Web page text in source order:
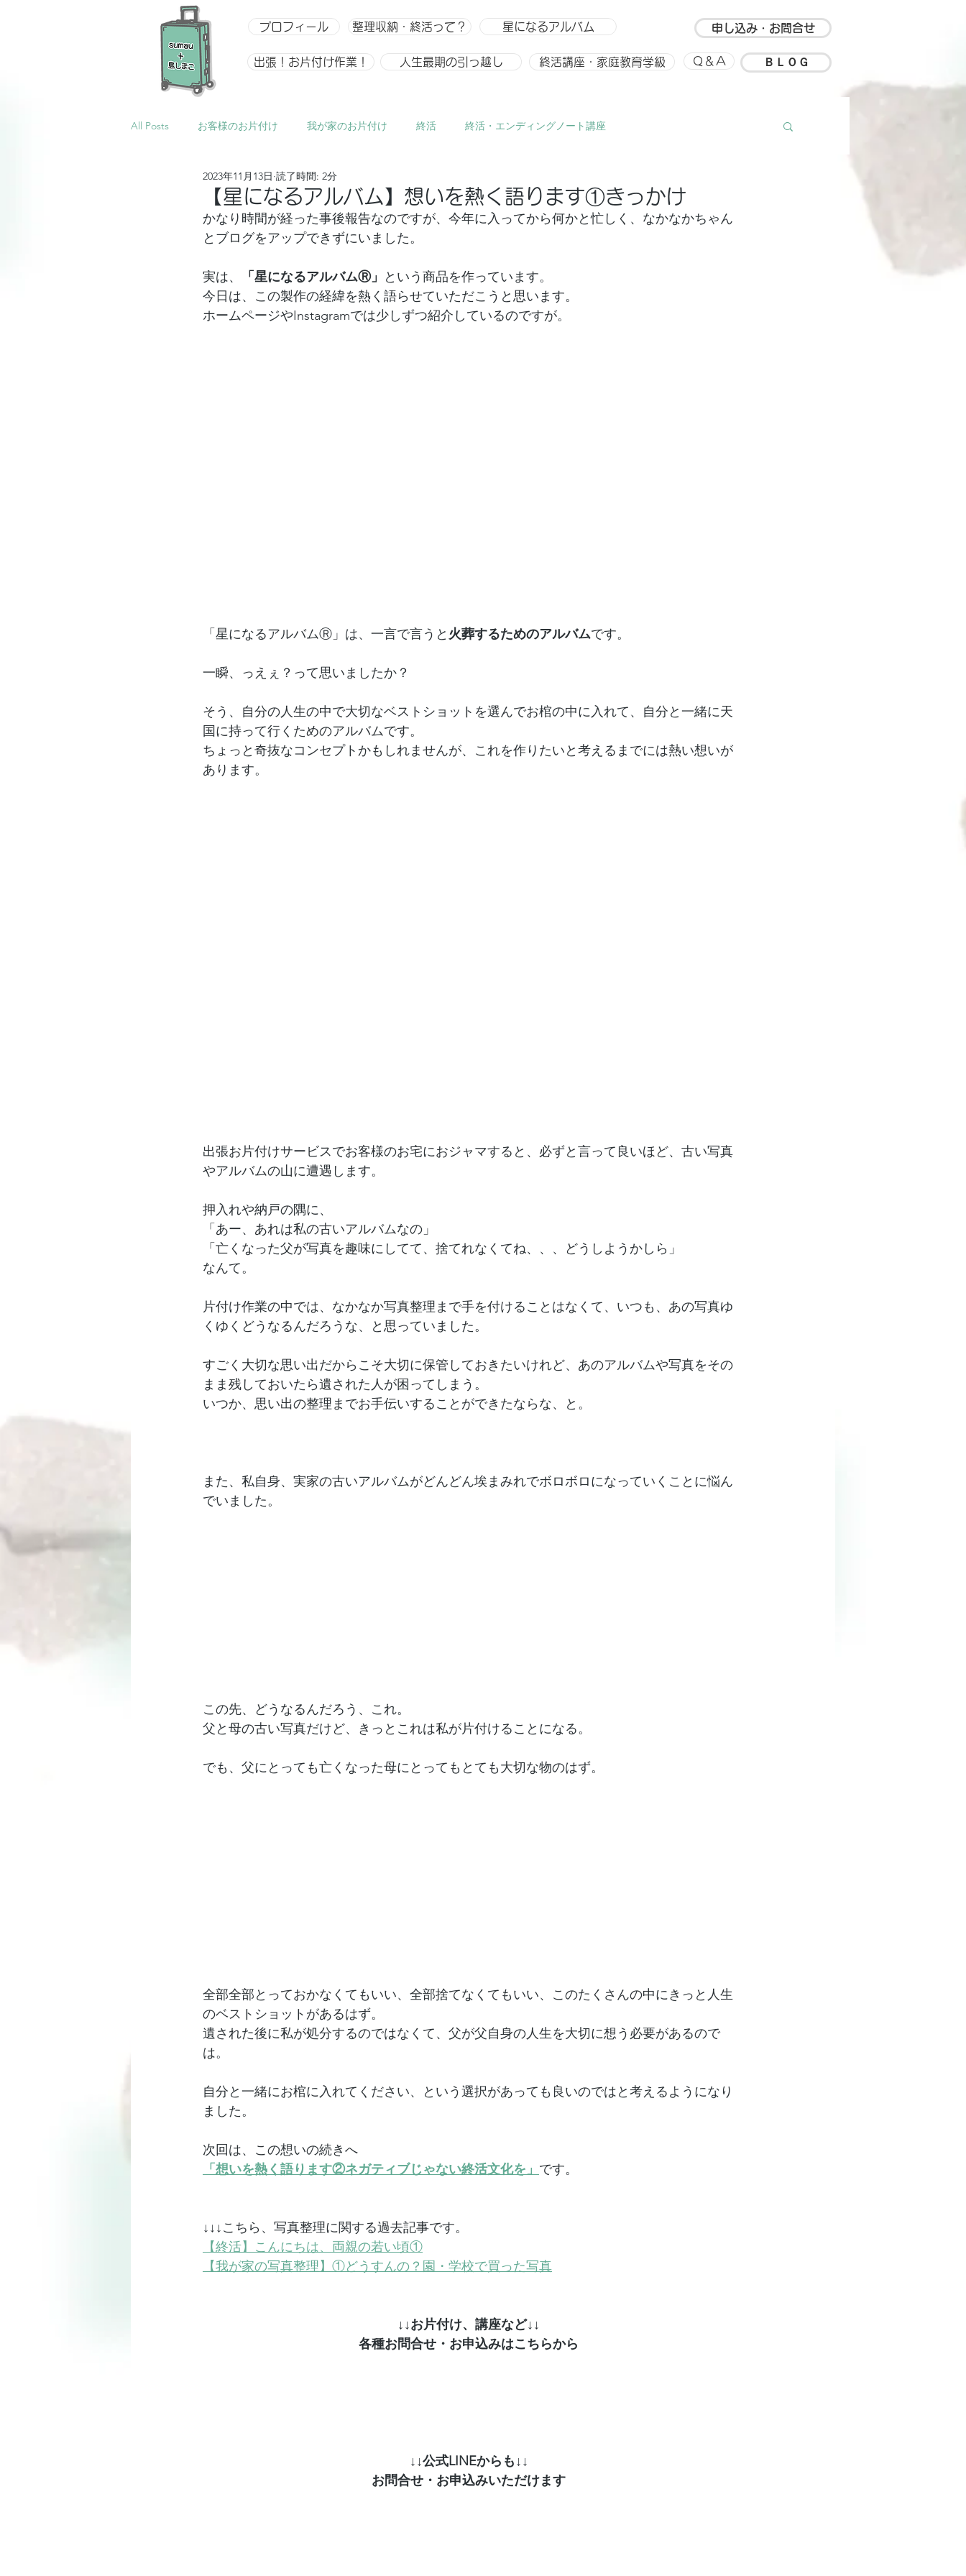
プロフィール 整理収納・終活って？ 星になるアルバム
出張！お片付け作業！ 人生最期の引っ越し 終活講座・家庭教育学級
申し込み・お問合せ
Ｑ＆Ａ ＢＬＯＧ
All Posts お客様のお片付け 我が家のお片付け 終活 終活・エンディングノート講座
整理収納アドバイザー向け講座 ひとりごと、趣味
星になるアルバム
【星になるアルバム】想いを熱く語ります①きっかけ
2023年11月13日 読了時間: 2分
かなり時間が経った事後報告なのですが、今年に入ってから何かと忙しく、なかなかちゃん
とブログをアップできずにいました。
実は、 「星になるアルバムⓇ」 という商品を作っています。
今日は、この製作の経緯を熱く語らせていただこうと思います。
ホームページやInstagramでは少しずつ紹介しているのですが。
「星になるアルバムⓇ」は、一言で言うと 火葬するためのアルバムです。
一瞬、っえぇ？って思いましたか？
そう、自分の人生の中で大切なベストショットを選んでお棺の中に入れて、自分と一緒に天
国に持って行くためのアルバムです。
ちょっと奇抜なコンセプトかもしれませんが、これを作りたいと考えるまでには熱い想いが
あります。
出張お片付けサービスでお客様のお宅におジャマすると、必ずと言って良いほど、古い写真
やアルバムの山に遭遇します。
押入れや納戸の隅に、
「あー、あれは私の古いアルバムなの」
「亡くなった父が写真を趣味にしてて、捨てれなくてね、、、どうしようかしら」
なんて。
片付け作業の中では、なかなか写真整理まで手を付けることはなくて、いつも、あの写真ゆ
くゆくどうなるんだろうな、と思っていました。
すごく大切な思い出だからこそ大切に保管しておきたいけれど、あのアルバムや写真をその
まま残しておいたら遺された人が困ってしまう。
いつか、思い出の整理までお手伝いすることができたならな、と。
また、私自身、実家の古いアルバムがどんどん埃まみれでボロボロになっていくことに悩ん
でいました。
この先、どうなるんだろう、これ。
父と母の古い写真だけど、きっとこれは私が片付けることになる。
でも、父にとっても亡くなった母にとってもとても大切な物のはず。
全部全部とっておかなくてもいい、全部捨てなくてもいい、このたくさんの中にきっと人生
のベストショットがあるはず。
遺された後に私が処分するのではなくて、父が父自身の人生を大切に想う必要があるので
は。
自分と一緒にお棺に入れてください、という選択があっても良いのではと考えるようになり
ました。
次回は、この想いの続きへ
「想いを熱く語ります②ネガティブじゃない終活文化を」 です。
↓↓↓こちら、写真整理に関する過去記事です。
【終活】こんにちは、両親の若い頃①
【我が家の写真整理】①どうすんの？園・学校で買った写真
↓↓お片付け、講座など↓↓
各種お問合せ・お申込みはこちらから
↓↓公式LINEからも↓↓
お問合せ・お申込みいただけます